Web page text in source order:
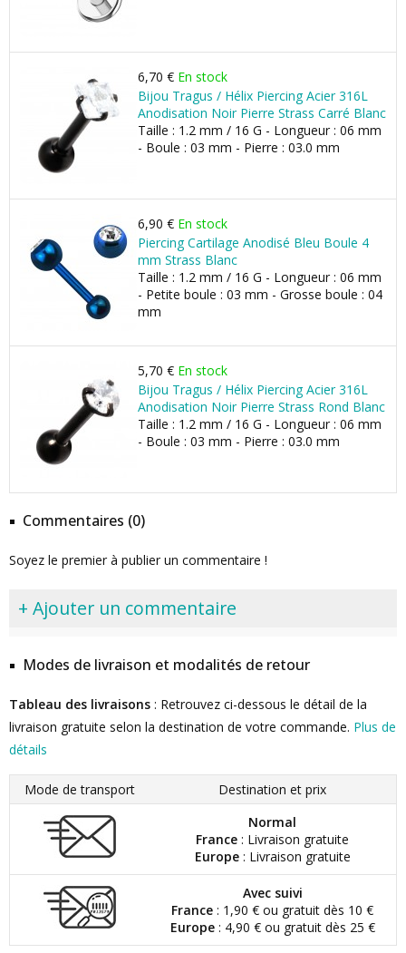
6,70 € En stock
Bijou Tragus / Hélix Piercing Acier 316L
Anodisation Noir Pierre Strass Carré Blanc
Taille : 1.2 mm / 16 G - Longueur : 06 mm
- Boule : 03 mm - Pierre : 03.0 mm
6,90 € En stock
Piercing Cartilage Anodisé Bleu Boule 4
mm Strass Blanc
Taille : 1.2 mm / 16 G - Longueur : 06 mm
- Petite boule : 03 mm - Grosse boule : 04
mm
5,70 € En stock
Bijou Tragus / Hélix Piercing Acier 316L
Anodisation Noir Pierre Strass Rond Blanc
Taille : 1.2 mm / 16 G - Longueur : 06 mm
- Boule : 03 mm - Pierre : 03.0 mm
Commentaires (0)
Soyez le premier à publier un commentaire !
+ Ajouter un commentaire
Modes de livraison et modalités de retour
Tableau des livraisons : Retrouvez ci-dessous le détail de la
livraison gratuite selon la destination de votre commande. Plus de
détails
Mode de transport
Destination et prix
Normal
France : Livraison gratuite
Europe: Livraison gratuite
Avec suivi
France : 1,90 € ou gratuit dès 10 €
Europe: 4,90 € ou gratuit dès 25 €